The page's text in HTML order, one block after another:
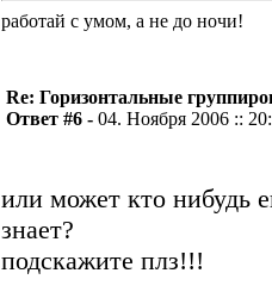
работай с умом, а не до ночи!
Re: Горизонтальные
Ответ #6 - 04. Ноября 2006 ::
или может кто нибудь
знает?
подскажите плз!!!